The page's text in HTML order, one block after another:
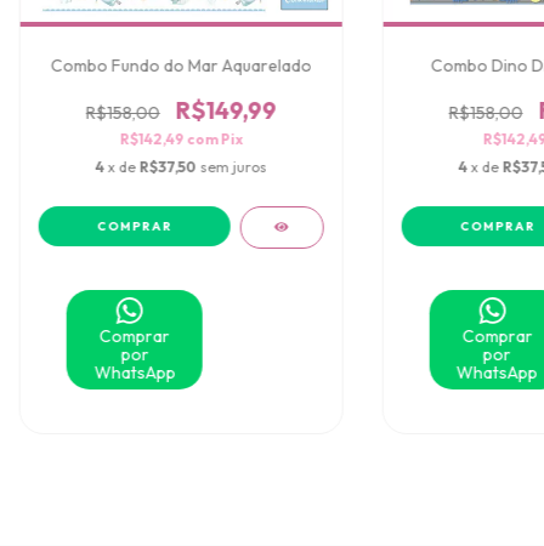
Combo Fundo do Mar Aquarelado
R$158,00 R$149,99
R$142,49 comPix
4 x de R$37,50 sem juros
Comprar
por
WhatsApp
Combo Dino
R$158,00
4 x de
Comprar
por
WhatsApp